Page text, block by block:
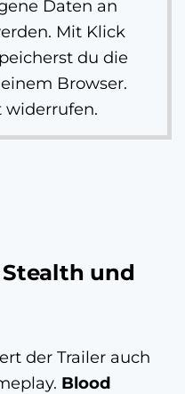
Daten an
Mit Klick
du die
Browser.
widerrufen.
und
der Trailer auch
Blood